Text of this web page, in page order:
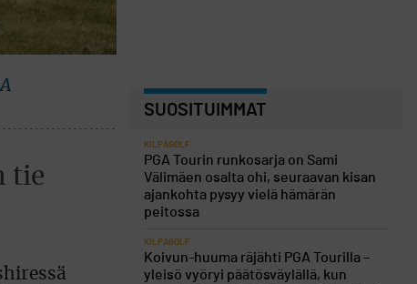
tie
SUOSITUIMMAT
KILPAGOLF
PGA Tourin runkosarja on Sami
Välimäen osalta ohi, seuraavan kisan
ajankohta pysyy vielä hämärän
peitossa
KILPAGOLF
Koivun-huuma räjähti PGA Tourilla –
yleisö vyöryi päätösväylällä, kun